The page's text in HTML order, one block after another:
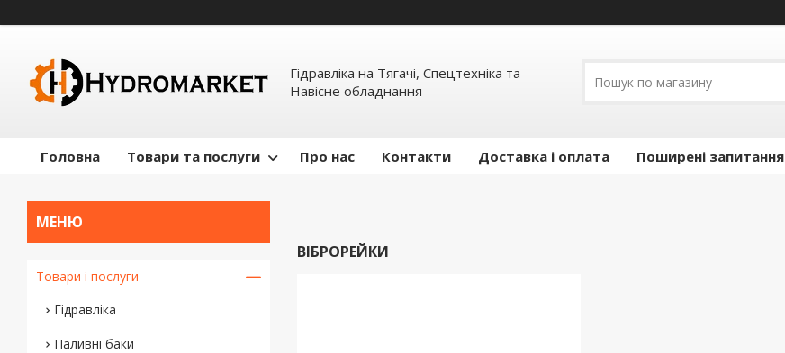
Гідравліка на Тягачі, Спецтехніка та
Навісне обладнання
Головна Товари та послуги Про нас Контакти Доставка і оплата Поширені запитання
ВІБРОРЕЙКИ
Товари і послуги
Гідравліка
Паливні баки